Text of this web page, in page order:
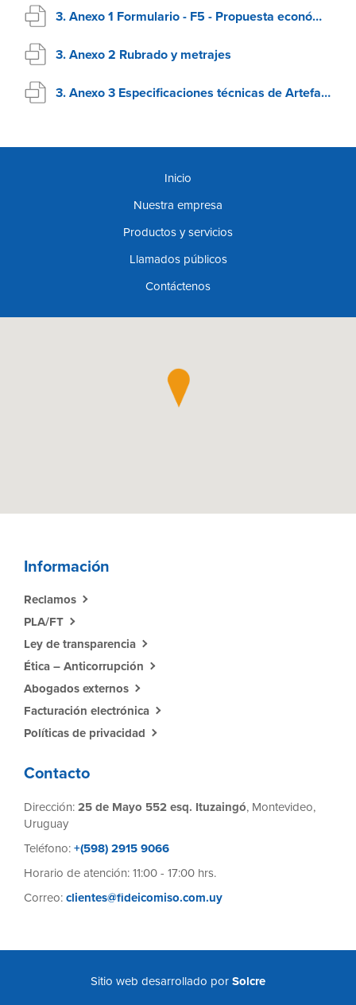
3. Anexo 1 Formulario - F5 - Propuesta económica
3. Anexo 2 Rubrado y metrajes
3. Anexo 3 Especificaciones técnicas de Artefactos con LED
Inicio
Nuestra empresa
Productos y servicios
Llamados públicos
Contáctenos
Información
Reclamos
PLA/FT
Ley de transparencia
Ética – Anticorrupción
Abogados externos
Facturación electrónica
Políticas de privacidad
Contacto
Dirección: 25 de Mayo 552 esq. Ituzaingó, Montevideo,
Uruguay
Teléfono: +(598) 2915 9066
Horario de atención: 11:00 - 17:00 hrs.
Correo: clientes@fideicomiso.com.uy
Sitio web desarrollado por Solcre